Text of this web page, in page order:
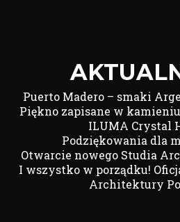
Puerto Madero – smaki
Piękno zapisane w
ILUMA Crystal
Podziękowania dla
Otwarcie nowego Studia
I wszystko w porządku!
Architektury